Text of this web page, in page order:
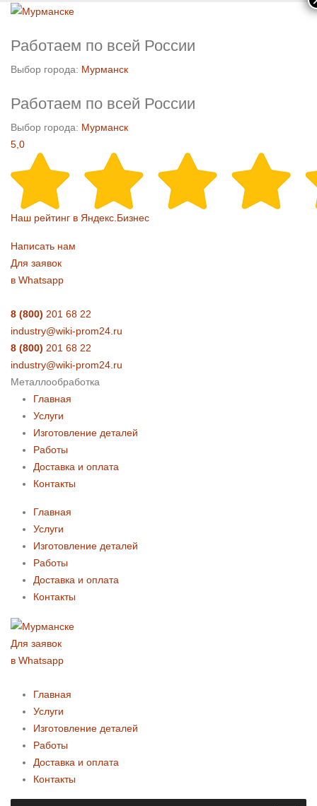
Работаем по всей России
Выбор города: Мурманск
Работаем по всей России
Выбор города: Мурманск
5,0
Наш рейтинг в Яндекс.Бизнес
Написать нам
Для заявок
в Whatsapp
8 (800) 201 68 22
industry@wiki-prom24.ru
8 (800) 201 68 22
industry@wiki-prom24.ru
Металлообработка
Главная
Услуги
Изготовление деталей
Работы
Доставка и оплата
Контакты
Главная
Услуги
Изготовление деталей
Работы
Доставка и оплата
Контакты
Для заявок
в Whatsapp
Главная
Услуги
Изготовление деталей
Работы
Доставка и оплата
Контакты